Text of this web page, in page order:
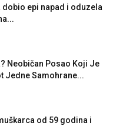
dobio epi napad i oduzela
Neobičan Posao Koji Je
Jedne Samohrane...
od 59 godina i